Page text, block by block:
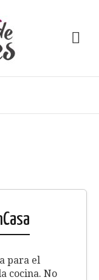
para el
cocina. No